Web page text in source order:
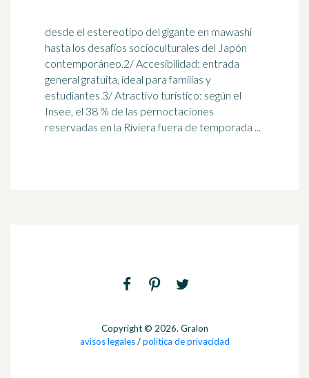
desde el estereotipo del gigante en mawashi
hasta los desafíos socioculturales del Japón
contemporáneo.2/ Accesibilidad: entrada
general gratuita, ideal para familias y
estudiantes.3/ Atractivo turístico: según el
Insee, el 38 % de las pernoctaciones
reservadas en la Riviera fuera de temporada ...
Copyright © 2026. Gralon
avisos legales/politica de privacidad